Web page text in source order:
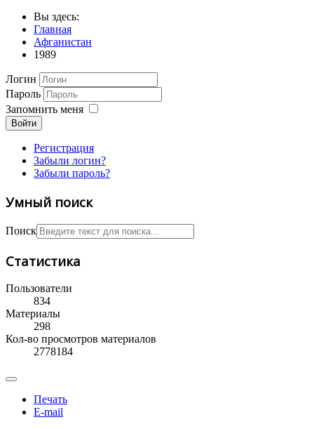
Вы здесь:
Главная
Афганистан
1989
Логин
Пароль
Запомнить меня
Войти
Регистрация
Забыли логин?
Забыли пароль?
Умный поиск
Поиск
Статистика
Пользователи
834
Материалы
298
Кол-во просмотров материалов
2778184
Печать
E-mail